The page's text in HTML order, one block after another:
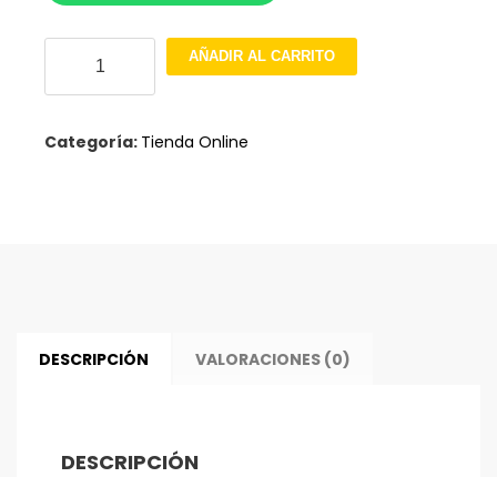
Cámara
AÑADIR AL CARRITO
Categoría: Tienda Online
DESCRIPCIÓN VALORACIONES (0)
DESCRIPCIÓN